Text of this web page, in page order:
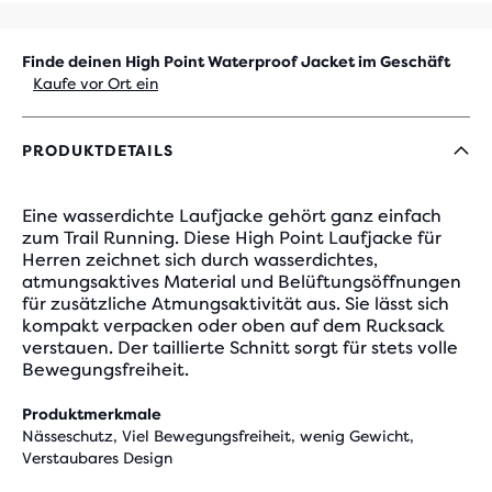
Finde deinen High Point Waterproof Jacket im Geschäft
Kaufe vor Ort ein
PRODUKTDETAILS
Eine wasserdichte Laufjacke gehört ganz einfach
zum Trail Running. Diese High Point Laufjacke für
Herren zeichnet sich durch wasserdichtes,
atmungsaktives Material und Belüftungsöffnungen
für zusätzliche Atmungsaktivität aus. Sie lässt sich
kompakt verpacken oder oben auf dem Rucksack
verstauen. Der taillierte Schnitt sorgt für stets volle
Bewegungsfreiheit.
Produktmerkmale
Nässeschutz, Viel Bewegungsfreiheit, wenig Gewicht,
Verstaubares Design